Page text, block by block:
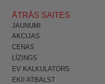
ĀTRĀS SAITES
JAUNUMI
AKCIJAS
CENAS
LĪZINGS
EV KALKULATORS
EKII ATBALST